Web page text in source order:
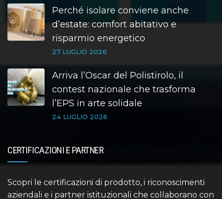
Perché isolare conviene anche
d’estate: comfort abitativo e
risparmio energetico
27 LUGLIO 2026
Arriva l’Oscar del Polistirolo, il
contest nazionale che trasforma
l’EPS in arte solidale
24 LUGLIO 2026
CERTIFICAZIONI E PARTNER
Scopri le certificazioni di prodotto, i riconoscimenti
aziendali e i partner istituzionali che collaborano con